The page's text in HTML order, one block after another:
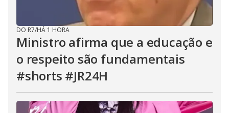
DO R7/HÁ 1 HORA
Ministro afirma que a educação e
o respeito são fundamentais
#shorts #JR24H